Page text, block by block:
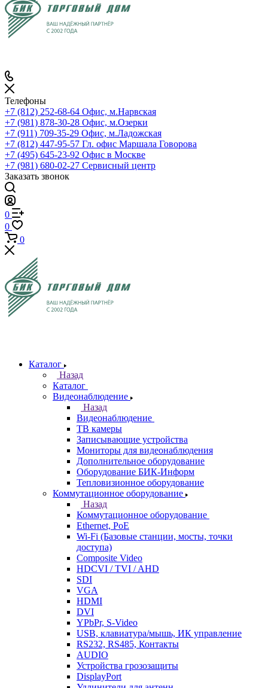
Телефоны
+7 (812) 252-68-64 Офис, м.Нарвская
+7 (981) 878-30-28 Офис, м.Озерки
+7 (911) 709-35-29 Офис, м.Ладожская
+7 (812) 447-95-57 Гл. офис Маршала Говорова
+7 (495) 645-23-92 Офис в Москве
+7 (981) 680-02-27 Сервисный центр
Заказать звонок
0
0
0
Каталог
Назад
Каталог
Видеонаблюдение
Назад
Видеонаблюдение
ТВ камеры
Записывающие устройства
Мониторы для видеонаблюдения
Дополнительное оборудование
Оборудование БИК-Информ
Тепловизионное оборудование
Коммутационное оборудование
Назад
Коммутационное оборудование
Ethernet, PoE
Wi-Fi (Базовые станции, мосты, точки
доступа)
Composite Video
HDCVI / TVI / AHD
SDI
VGA
HDMI
DVI
YPbPr, S-Video
USB, клавиатура/мышь, ИК управление
RS232, RS485, Контакты
AUDIO
Устройства грозозащиты
DisplayPort